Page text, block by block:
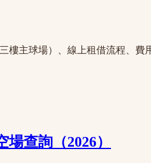
樓主球場）、線上租借流程、費
查詢（2026）